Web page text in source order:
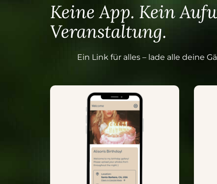
Keine App. Kein
Veranstaltung.
Ein Link für alles – lade alle deine